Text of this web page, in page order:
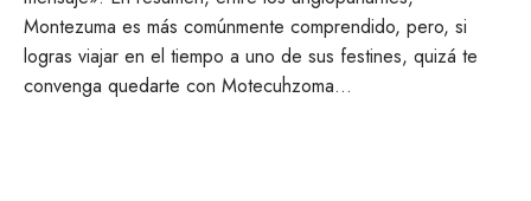
Montezuma es más comúnmente comprendido, pero, si
logras viajar en el tiempo a uno de sus festines, quizá te
convenga quedarte con Motecuhzoma…